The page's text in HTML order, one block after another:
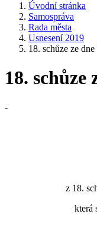
Úvodní stránka
Samospráva
Rada města
Usnesení 2019
18. schůze ze
18. schůze
-
z 18.
která